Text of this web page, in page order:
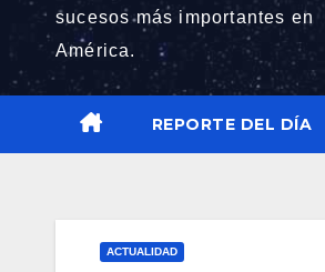
sucesos más importantes en
América.
REPORTE DEL DÍA
ACTUALIDAD